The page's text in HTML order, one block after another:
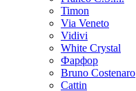
Timon
Via Veneto
Vidivi
White Crystal
Фарфор
Bruno Costenaro
Cattin